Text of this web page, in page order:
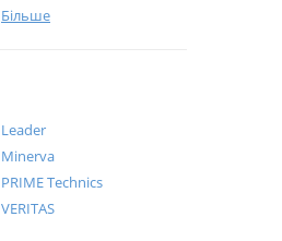
Більше
Leader
Minerva
PRIME Technics
VERITAS